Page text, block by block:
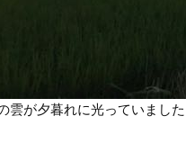
雲が夕暮れに光っていまし